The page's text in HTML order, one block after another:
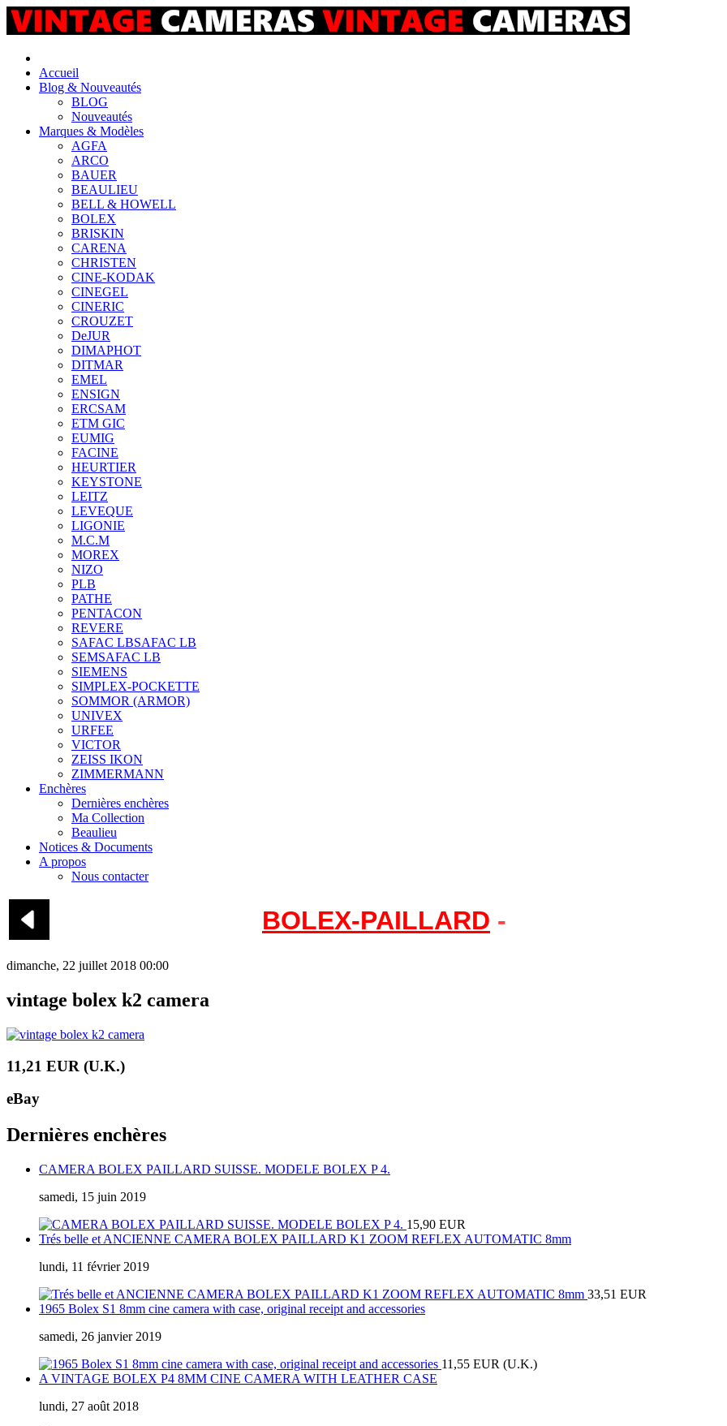
Accueil
Blog & Nouveautés
BLOG
Nouveautés
Marques & Modèles
AGFA
ARCO
BAUER
BEAULIEU
BELL & HOWELL
BOLEX
BRISKIN
CARENA
CHRISTEN
CINE-KODAK
CINEGEL
CINERIC
CROUZET
DeJUR
DIMAPHOT
DITMAR
EMEL
ENSIGN
ERCSAM
ETM GIC
EUMIG
FACINE
HEURTIER
KEYSTONE
LEITZ
LEVEQUE
LIGONIE
M.C.M
MOREX
NIZO
PLB
PATHE
PENTACON
REVERE
SAFAC LBSAFAC LB
SEMSAFAC LB
SIEMENS
SIMPLEX-POCKETTE
SOMMOR (ARMOR)
UNIVEX
URFEE
VICTOR
ZEISS IKON
ZIMMERMANN
Enchères
Dernières enchères
Ma Collection
Beaulieu
Notices & Documents
A propos
Nous contacter
BOLEX-PAILLARD -
dimanche, 22 juillet 2018 00:00
vintage bolex k2 camera
11,21 EUR (U.K.)
eBay
Dernières enchères
CAMERA BOLEX PAILLARD SUISSE. MODELE BOLEX P 4.
samedi, 15 juin 2019
15,90 EUR
Trés belle et ANCIENNE CAMERA BOLEX PAILLARD K1 ZOOM REFLEX AUTOMATIC 8mm
lundi, 11 février 2019
33,51 EUR
1965 Bolex S1 8mm cine camera with case, original receipt and accessories
samedi, 26 janvier 2019
11,55 EUR (U.K.)
A VINTAGE BOLEX P4 8MM CINE CAMERA WITH LEATHER CASE
lundi, 27 août 2018